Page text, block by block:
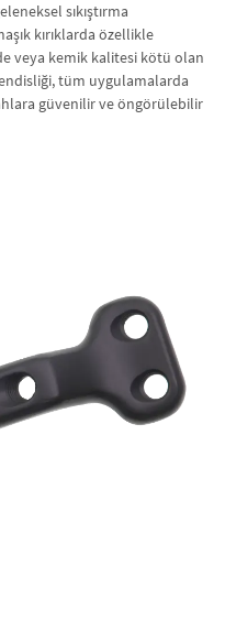
sıkıştırma
kırıklarda özellikle
veya kemik kalitesi kötü olan
tüm uygulamalarda
güvenilir ve öngörülebilir